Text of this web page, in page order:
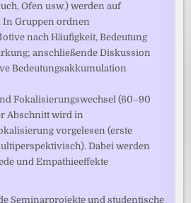
Ofen usw.) werden auf
In Gruppen ordnen
nach Häufigkeit, Bedeutung
anschließende Diskussion
Bedeutungsakkumulation
Fokalisierungswechsel (60–90
Abschnitt wird in
vorgelesen (erste
Dabei werden
und Empathieeffekte
Seminarprojekte und studentische